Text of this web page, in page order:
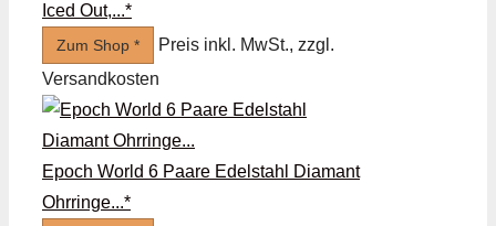
Iced Out,...*
Zum Shop *
Preis inkl. MwSt., zzgl.
Versandkosten
Epoch World 6 Paare Edelstahl Diamant
Ohrringe...*